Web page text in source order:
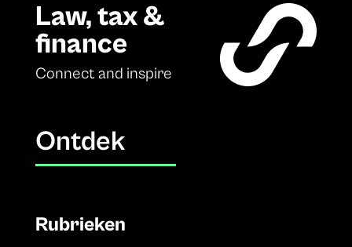
Law, tax &
finance
Connect and inspire
Ontdek
Rubrieken